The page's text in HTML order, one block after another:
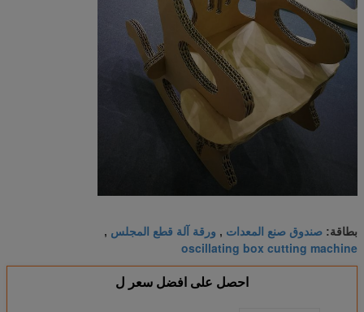
بطاقة: صندوق صنع المعدات , ورقة آلة قطع المجلس ,
oscillating box cutting machine
احصل على افضل سعر ل